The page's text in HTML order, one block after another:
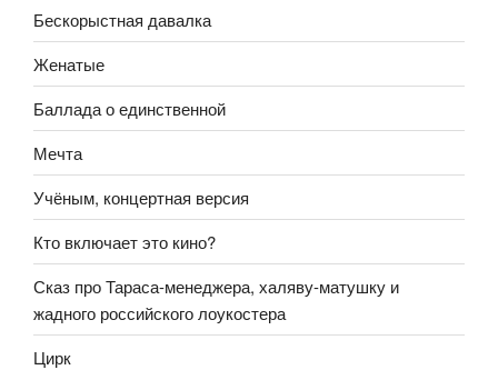
Бескорыстная давалка
Женатые
Баллада о единственной
Мечта
Учёным, концертная версия
Кто включает это кино?
Сказ про Тараса-менеджера, халяву-матушку и
жадного российского лоукостера
Цирк